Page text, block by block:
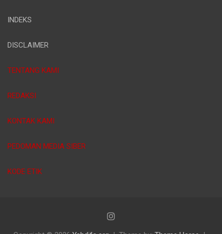
INDEKS
DISCLAIMER
TENTANG KAMI
REDAKSI
KONTAK KAMI
PEDOMAN MEDIA SIBER
KODE ETIK